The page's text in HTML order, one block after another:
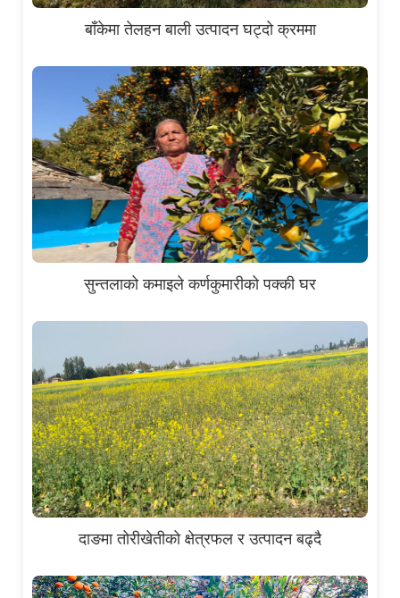
बाँकेमा तेलहन बाली उत्पादन घट्दो क्रममा
सुन्तलाको कमाइले कर्णकुमारीको पक्की घर
दाङमा तोरीखेतीको क्षेत्रफल र उत्पादन बढ्दै